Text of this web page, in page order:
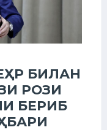
БИЛАН
РОЗИ
БЕРИБ